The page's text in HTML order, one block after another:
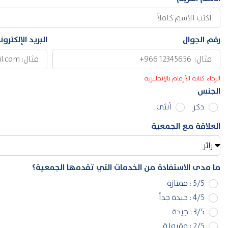
رقم الجوال البريد
الرجاء كتابة الأرقام بالإنجليزية
الجنس
ذكر أنثى
العلاقة مع الجمعية
ما مدى الاستفادة من الخدمات التي تقدمها الجمعية؟
5/5 : ممتازة
4/5 : جيدة جداً
3/5 : جيدة
2/5 : مقبولة